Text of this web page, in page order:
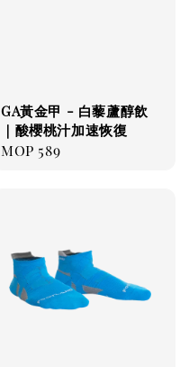
GA黃金甲 - 白藜蘆醇飲
｜酸櫻桃汁加速恢復
Regular
MOP 589